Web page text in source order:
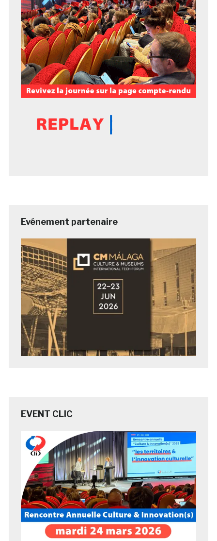
Evénement partenaire
EVENT CLIC